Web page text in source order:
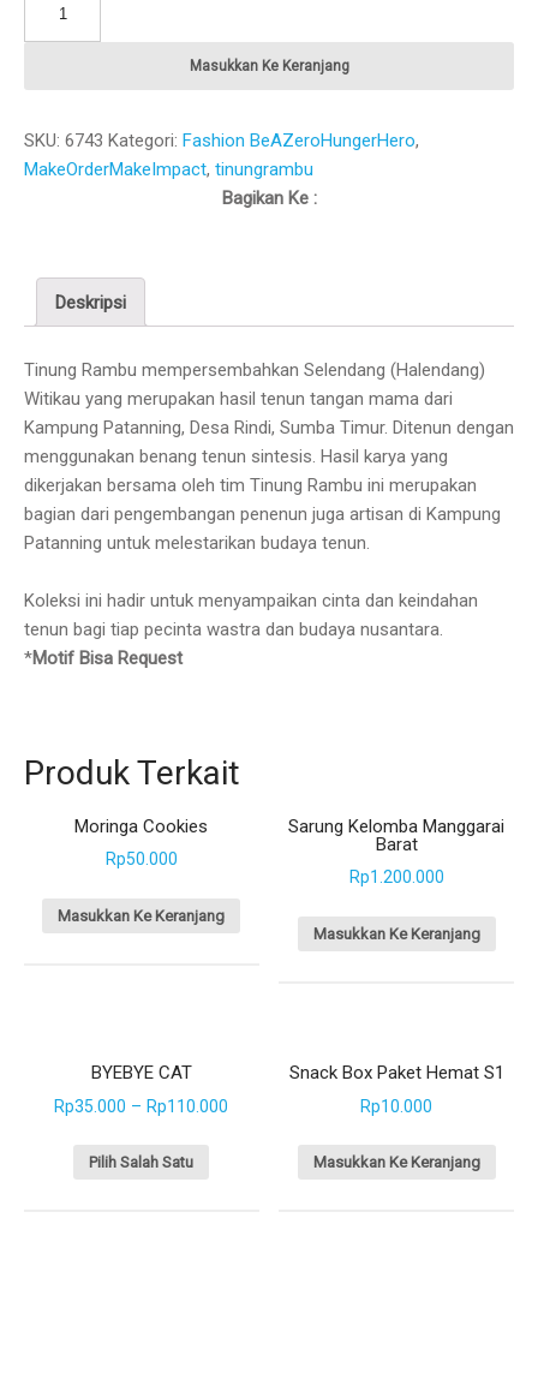
Masukkan Ke Keranjang
SKU: 6743 Kategori: Fashion BeAZeroHungerHero,
MakeOrderMakeImpact, tinungrambu
Bagikan Ke :
Deskripsi
Tinung Rambu mempersembahkan Selendang (Halendang)
Witikau yang merupakan hasil tenun tangan mama dari
Kampung Patanning, Desa Rindi, Sumba Timur. Ditenun dengan
menggunakan benang tenun sintesis. Hasil karya yang
dikerjakan bersama oleh tim Tinung Rambu ini merupakan
bagian dari pengembangan penenun juga artisan di Kampung
Patanning untuk melestarikan budaya tenun.
Koleksi ini hadir untuk menyampaikan cinta dan keindahan
tenun bagi tiap pecinta wastra dan budaya nusantara.
*Motif Bisa Request
Produk Terkait
Moringa Cookies
Rp50.000
Masukkan Ke Keranjang
Sarung Kelomba Manggarai
Barat
Rp1.200.000
Masukkan Ke Keranjang
BYEBYE CAT
Rp35.000 –Rp110.000
Pilih Salah Satu
Snack Box Paket Hemat S1
Rp10.000
Masukkan Ke Keranjang